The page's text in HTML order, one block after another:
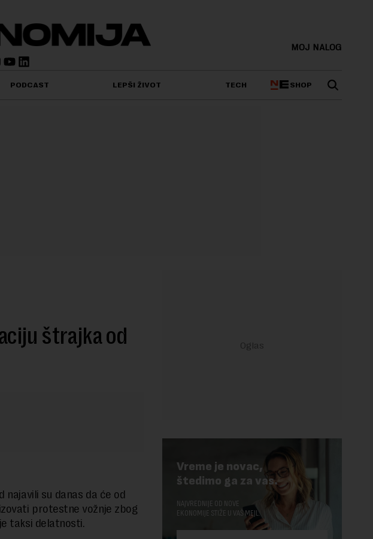
MOJ NALOG
PODCAST LEPŠI ŽIVOT TECH SHOP
štrajka od
najavili su danas da će od
protestne vožnje zbog
taksi delatnosti.
Vreme je novac,
štedimo ga za vas.
NAJVREDNIJE OD NOVE
EKONOMIJE STIŽE U VAŠ MEJL.